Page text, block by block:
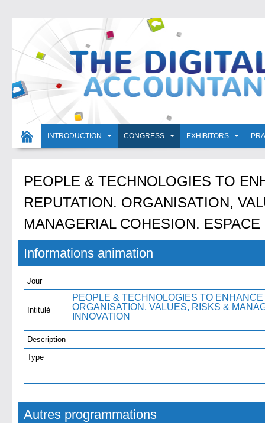
INTRODUCTION CONGRESS EXHIBITORS
PEOPLE & TECHNOLOGIES TO
REPUTATION. ORGANISATION,
MANAGERIAL COHESION. ESPACE
Informations animation
Jour
Intitulé
PEOPLE & TECHNOLOGIES TO
ORGANISATION, VALUES, RISKS &
INNOVATION
Description
Type
Autres programmations